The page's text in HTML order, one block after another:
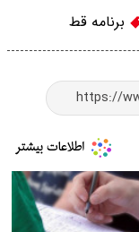
برنامه قط